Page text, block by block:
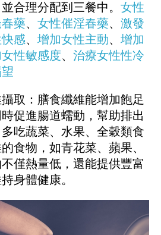
合理分配到三餐中。 女性
藥、 女性催淫春藥、 激發
感、 增加女性主動、 增加
性敏感度、 治療女性性冷
：膳食纖維能增加飽足
促進腸道蠕動，幫助排出
吃蔬菜、水果、全穀類食
食物，如青花菜、蘋果、
僅熱量低，還能提供豐富
身體健康。